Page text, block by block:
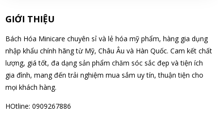
Nhật Bản lọ 5ml cho trẻ Sơ Sinh
Nguyễn Văn Cảnh đã mua sản phẩm Sữa Meiji số 0 Hohoemi
Milk (0-1 tuổi), hàng nội địa Nhật (hộp thiếc 800g)
07/08/2026
Nguyễn Anh Khương đã mua sản phẩm Viên uống tiền đình bổ
GIỚI THIỆU
Bách Hóa Minicare chuyên sỉ và lẻ hóa mỹ phẩm, hàng gia dụng
nhập khẩu chính hãng từ Mỹ, Châu Âu và Hàn Quốc. Cam kết chất
lượng, giá tốt, đa dạng sản phẩm chăm sóc sắc đẹp và tiện ích
gia đình, mang đến trải nghiệm mua sắm uy tín, thuận tiện cho
mọi khách hàng.
HOtline: 0909267886